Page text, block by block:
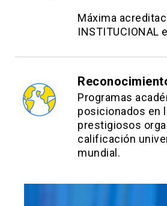
Máxima
INSTITUCIONAL
Programas
posicionados en
prestigiosos
calificación
mundial.